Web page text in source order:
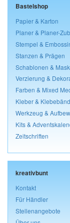
Bastelshop
Papier & Karton
Planer & Planer-
Stempel &
Stanzen & Prägen
Schablonen &
Verzierung &
Farben & Mixed
Kleber &
Werkzeug &
Kits &
Zeitschriften
kreativbunt
Kontakt
Für Händler
Stellenangebote